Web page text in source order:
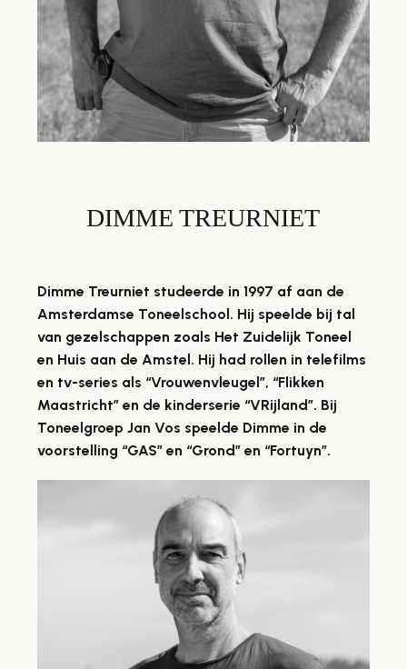
DIMME TREURNIET
Dimme Treurniet studeerde in 1997 af aan de
Amsterdamse Toneelschool. Hij speelde bij tal
van gezelschappen zoals Het Zuidelijk Toneel
en Huis aan de Amstel. Hij had rollen in telefilms
en tv-series als “Vrouwenvleugel”, “Flikken
Maastricht” en de kinderserie “VRijland”. Bij
Toneelgroep Jan Vos speelde Dimme in de
voorstelling “GAS” en “Grond” en “Fortuyn”.